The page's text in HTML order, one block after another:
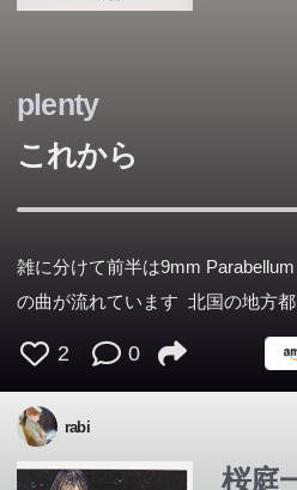
plenty
これから
雑に分けて前半は9mm
の曲が流れています 北国の地方都
2 0
rabi
桜庭